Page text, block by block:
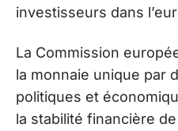
investisseurs dans
La Commission
la monnaie unique par
politiques et
la stabilité financière